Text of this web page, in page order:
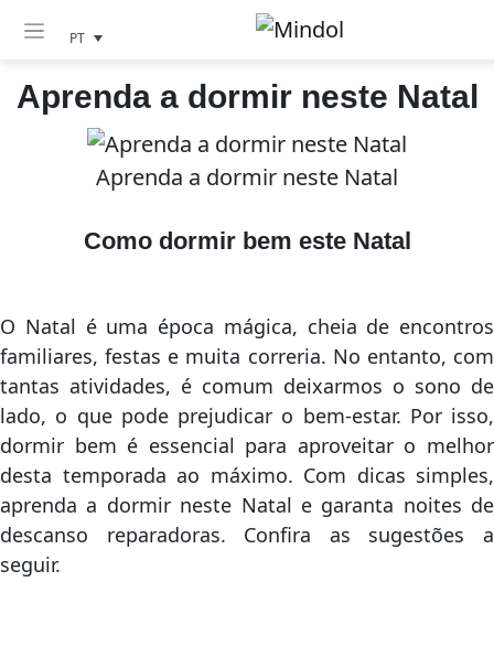
PT
Aprenda a dormir neste Natal
Aprenda a dormir neste Natal
Como dormir bem este Natal
O Natal é uma época mágica, cheia de encontros
familiares, festas e muita correria. No entanto, com
tantas atividades, é comum deixarmos o sono de
lado, o que pode prejudicar o bem-estar. Por isso,
dormir bem é essencial para aproveitar o melhor
desta temporada ao máximo. Com dicas simples,
aprenda a dormir neste Natal e garanta noites de
descanso reparadoras. Confira as sugestões a
seguir.